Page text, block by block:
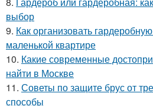
выбор
9. Как организовать
маленькой квартире
10. Какие современные
найти в Москве
11. Советы по защите брус от
способы